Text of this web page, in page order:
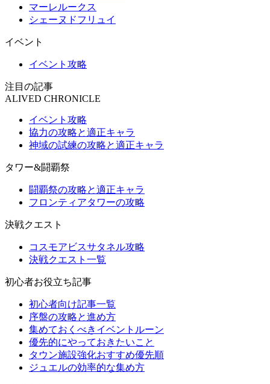
マーレルークス
シェーヌドフリュイ
イベント
イベント攻略
注目の記事
ALIVED CHRONICLE
イベント攻略
協力の攻略と適正キャラ
神域の試練の攻略と適正キャラ
タワー&闘覇祭
闘覇祭の攻略と適正キャラ
フロンティアタワーの攻略
決戦クエスト
コスモアビスサタネル攻略
決戦クエスト一覧
初心者お役立ち記事
初心者向け記事一覧
序盤の攻略と進め方
集めておくべきイベントルーン
優先的にやっておきたいこと
タウン施設強化おすすめ優先順
ジュエルの効率的な集め方